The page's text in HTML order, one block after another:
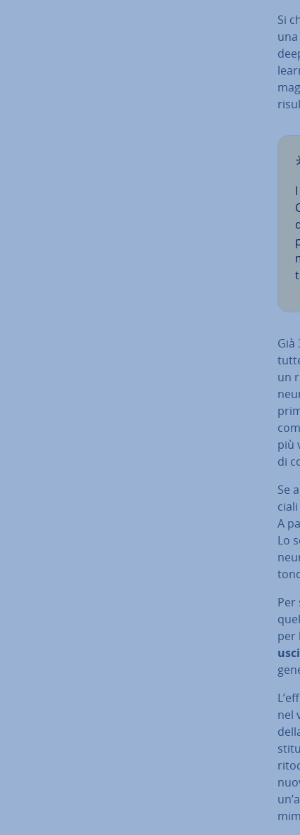
Si
Già
un
più
di
Se
A
Lo
Per
per
nel